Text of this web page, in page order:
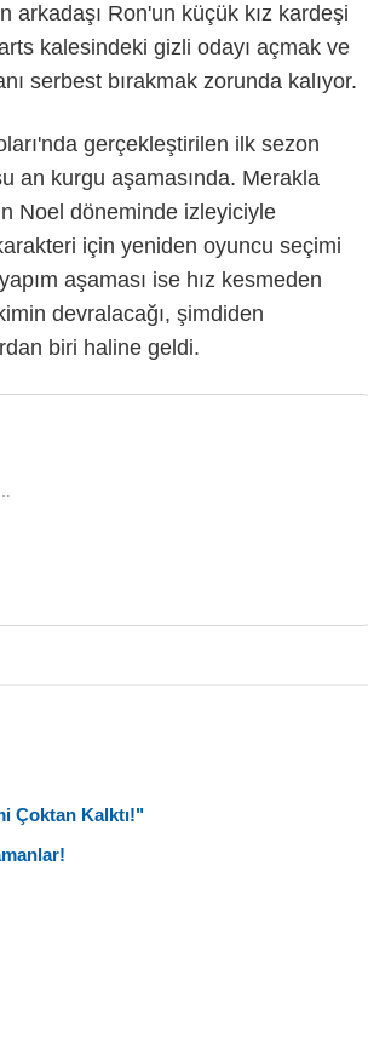
arkadaşı Ron'un küçük kız kardeşi
kalesindeki gizli odayı açmak ve
serbest bırakmak zorunda kalıyor.
gerçekleştirilen ilk sezon
an kurgu aşamasında. Merakla
Noel döneminde izleyiciyle
için yeniden oyuncu seçimi
aşaması ise hız kesmeden
devralacağı, şimdiden
biri haline geldi.
Stanton
Çoktan Kalktı!"